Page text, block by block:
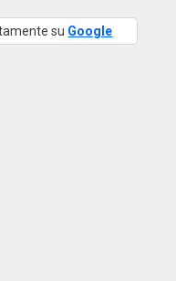
su Google